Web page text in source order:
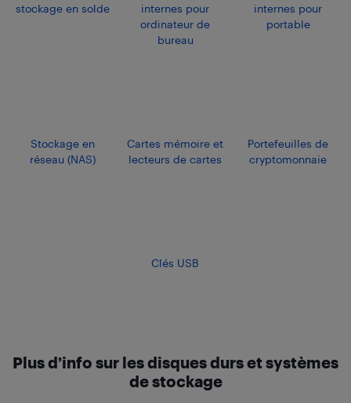
stockage en solde
internes pour
ordinateur de
bureau
internes pour
portable
Stockage en
réseau (NAS)
Cartes mémoire et
lecteurs de cartes
Portefeuilles de
cryptomonnaie
Clés USB
Plus d’info sur les disques durs et systèmes
de stockage